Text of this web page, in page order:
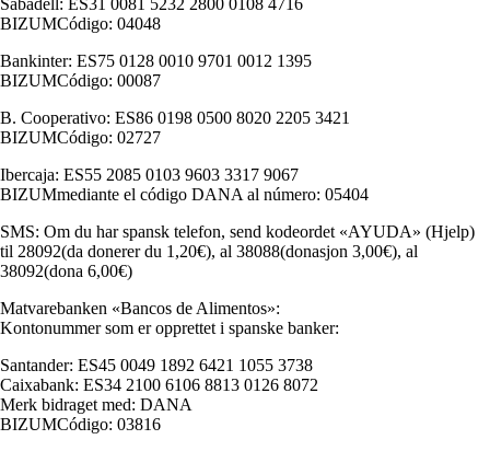
Sabadell: ES31 0081 5232 2800 0108 4716
BIZUMCódigo: 04048
Bankinter: ES75 0128 0010 9701 0012 1395
BIZUMCódigo: 00087
B. Cooperativo: ES86 0198 0500 8020 2205 3421
BIZUMCódigo: 02727
Ibercaja: ES55 2085 0103 9603 3317 9067
BIZUMmediante el código DANA al número: 05404
SMS: Om du har spansk telefon, send kodeordet «AYUDA» (Hjelp)
til 28092(da donerer du 1,20€), al 38088(donasjon 3,00€), al
38092(dona 6,00€)
Matvarebanken «Bancos de Alimentos»:
Kontonummer som er opprettet i spanske banker:
Santander: ES45 0049 1892 6421 1055 3738
Caixabank: ES34 2100 6106 8813 0126 8072
Merk bidraget med: DANA
BIZUMCódigo: 03816